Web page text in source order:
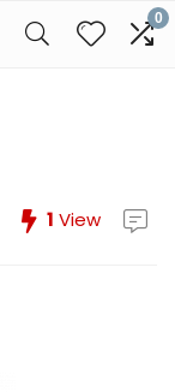
0
1 View